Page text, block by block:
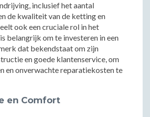
inclusief het aantal
de kwaliteit van de ketting en
ook een cruciale rol in het
belangrijk om te investeren in een
dat bekendstaat om zijn
en goede klantenservice, om
en onverwachte reparatiekosten te
en Comfort